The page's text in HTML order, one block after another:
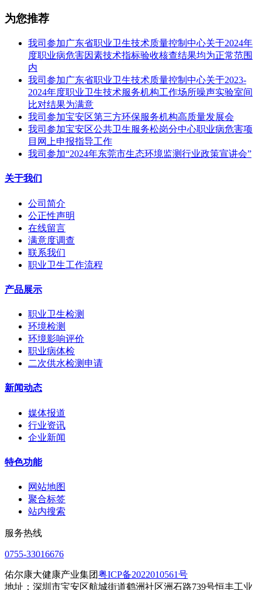
为您推荐
我司参加广东省职业卫生技术质量控制中心关于2024年
度职业病危害因素技术指标验收核查结果均为正常范围
内
我司参加广东省职业卫生技术质量控制中心关于2023-
2024年度职业卫生技术服务机构工作场所噪声实验室间
比对结果为满意
我司参加宝安区第三方环保服务机构高质量发展会
我司参加宝安区公共卫生服务松岗分中心职业病危害项
目网上申报指导工作
我司参加“2024年东莞市生态环境监测行业政策宣讲会”
关于我们
公司简介
公正性声明
在线留言
满意度调查
联系我们
职业卫生工作流程
产品展示
职业卫生检测
环境检测
环境影响评价
职业病体检
二次供水检测申请
新闻动态
媒体报道
行业资讯
企业新闻
特色功能
网站地图
聚合标签
站内搜索
服务热线
0755-33016676
佑尔康大健康产业集团粤ICP备2022010561号
地址：深圳市宝安区航城街道鹤洲社区洲石路739号恒丰工业